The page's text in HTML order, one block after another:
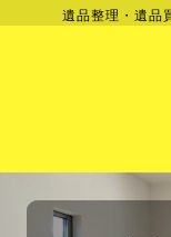
遺品整理・遺品